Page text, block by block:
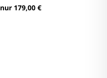
nur 179,00 €